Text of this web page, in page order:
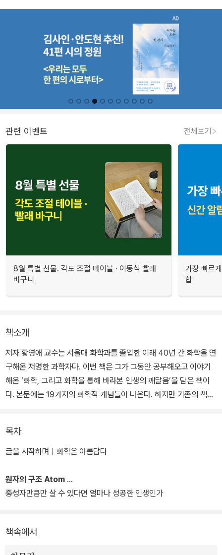
관련 이벤트 전체보기
8월 특별 선물. 각도 조절 테이블 · 이동식 빨래
바구니
가장 빠르
합
책소개
저자 황영애 교수는 서울대 화학과를 졸업한 이래 40년 간 화학을 연
구해온 저명한 과학자다. 이번 책은 그가 그동안 공부해오고 이야기
해온 ‘화학, 그리고 화학을 통해 바라본 인생의 깨달음’을 담은 책이
다. 본문에는 19가지의 화학적 개념들이 나온다. 하지만 기존의 책들
인생의 지혜와 더불어 화학적 개념과 용어, 그리고 현상에 대한 꼼꼼
을 두루 한 권에 담음으로써, 화학을 공부하는 사람들은 물론 일반 사
람들에게도 매력적인 화학교과서로 다가갈 것이다.
목차
글을 시작하며｜화학은 아름답다
원자의 구조 Atom
중성자만큼만 살 수 있다면 얼마나 성공한 인생인가
책속에서